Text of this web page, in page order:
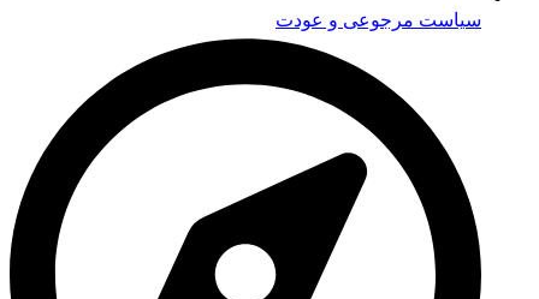
سیاست مرجوعی و عودت